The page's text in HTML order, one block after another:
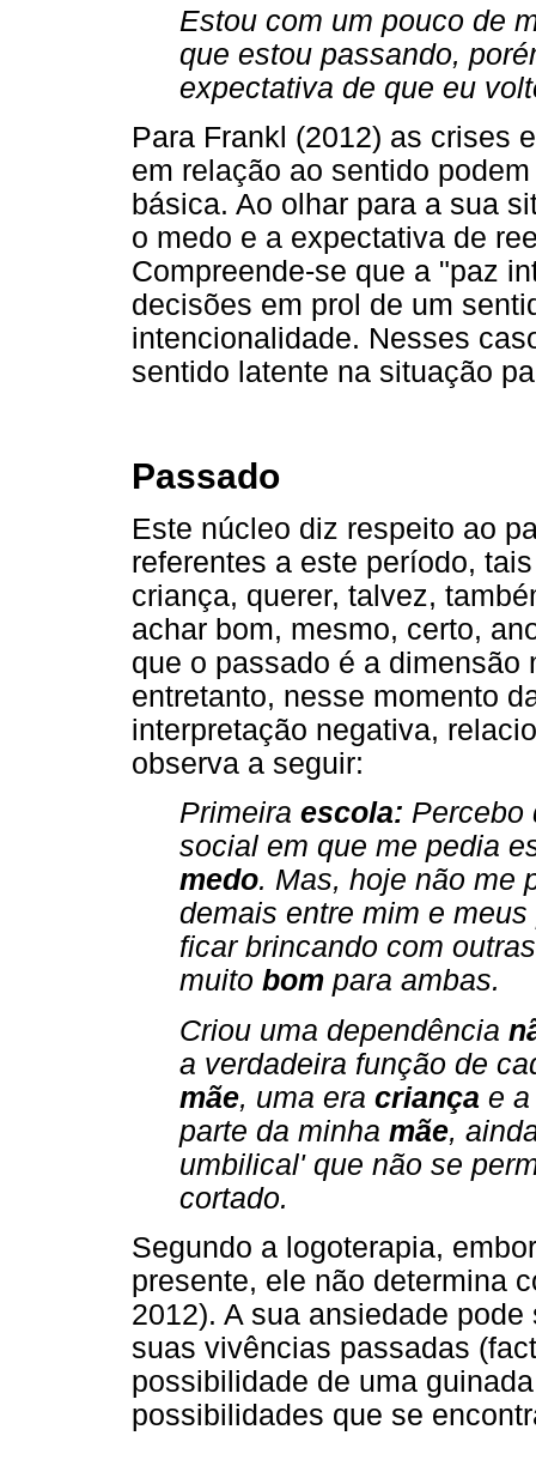
Estou com um pouco de
que estou passando,
expectativa de que eu
Para Frankl (2012) as crises
em relação ao sentido
básica. Ao olhar para a sua
o medo e a expectativa de
Compreende-se que a "paz
decisões em prol de um
intencionalidade. Nesses
sentido latente na situação
Passado
Este núcleo diz respeito ao
referentes a este período,
criança, querer, talvez,
achar bom, mesmo, certo,
que o passado é a dimensão
entretanto, nesse momento
interpretação negativa,
observa a seguir:
Primeira escola: Percebo
social em que me pedia
medo. Mas, hoje não me
demais entre mim e meus
ficar brincando com
muito bom para ambas.
Criou uma dependência
a verdadeira função de
mãe, uma era criança e
parte da minha mãe,
umbilical' que não se
cortado.
Segundo a logoterapia,
presente, ele não determina
2012). A sua ansiedade
suas vivências passadas
possibilidade de uma
possibilidades que se